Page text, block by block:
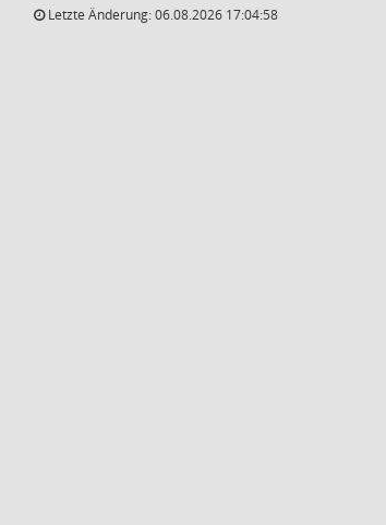
Letzte Änderung: 06.08.2026 17:04:58